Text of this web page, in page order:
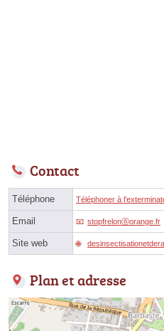
Contact
Téléphone Téléphoner à
Email stopfrelonⓐorange.fr
Site web
Plan et adresse